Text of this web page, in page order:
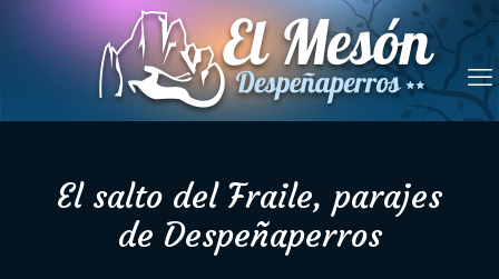
El salto del Fraile, parajes
de Despeñaperros